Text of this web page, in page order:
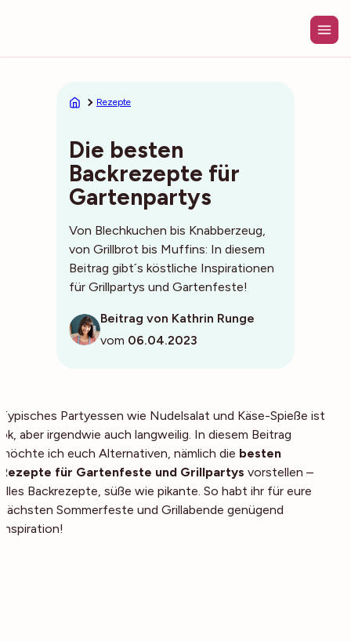
Rezepte
Die besten
Backrezepte für
Gartenpartys
Von Blechkuchen bis Knabberzeug,
von Grillbrot bis Muffins: In diesem
Beitrag gibt´s köstliche Inspirationen
für Grillpartys und Gartenfeste!
Beitrag von Kathrin Runge
vom 06.04.2023
Typisches Partyessen wie Nudelsalat und Käse-Spieße ist
ok, aber irgendwie auch langweilig. In diesem Beitrag
möchte ich euch Alternativen, nämlich die besten
Rezepte für Gartenfeste und Grillpartys vorstellen –
alles Backrezepte, süße wie pikante. So habt ihr für eure
nächsten Sommerfeste und Grillabende genügend
Inspiration!